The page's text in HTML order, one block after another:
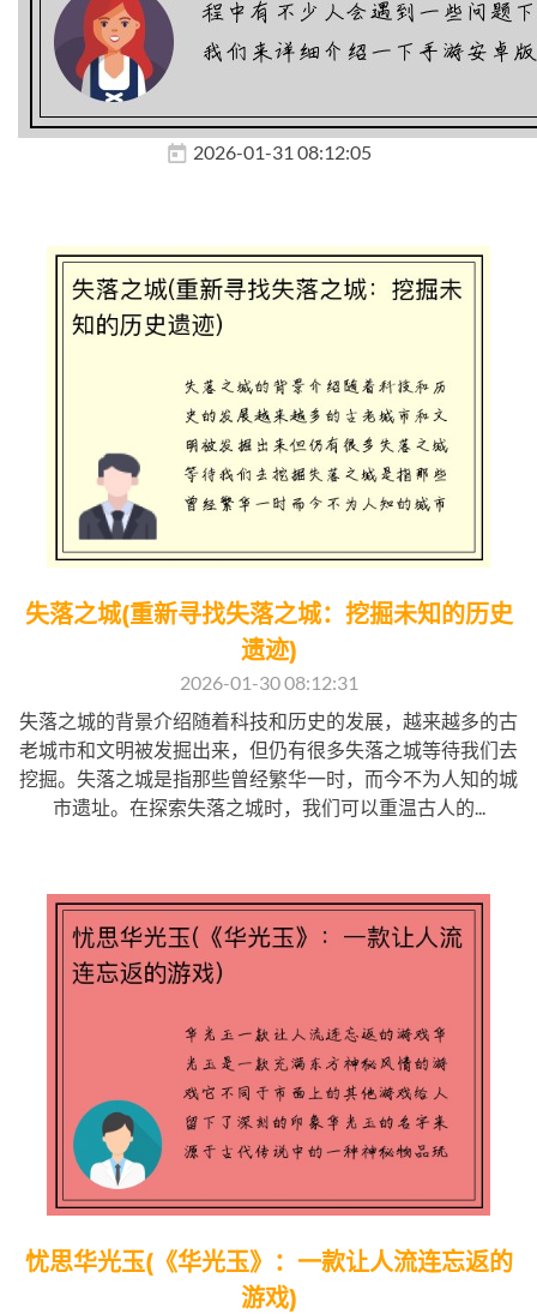
2026-01-31 08:12:05
失落之城(重新寻找失落之城：挖掘未知的历史
遗迹)
2026-01-30 08:12:31
失落之城的背景介绍随着科技和历史的发展，越来越多的古
老城市和文明被发掘出来，但仍有很多失落之城等待我们去
挖掘。失落之城是指那些曾经繁华一时，而今不为人知的城
市遗址。在探索失落之城时，我们可以重温古人的...
忧思华光玉(《华光玉》：一款让人流连忘返的
游戏)